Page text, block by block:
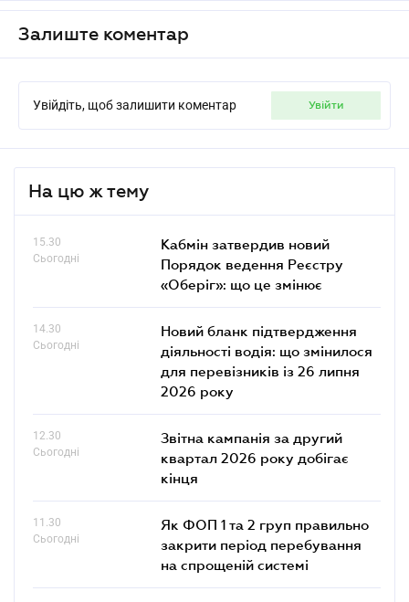
Залиште коментар
Увійдіть, щоб залишити коментар увійти
На цю ж тему
15.30
Сьогодні
Кабмін затвердив новий
Порядок ведення Реєстру
«Оберіг»: що це змінює
14.30
Сьогодні
Новий бланк підтвердження
діяльності водія: що змінилося
для перевізників із 26 липня
2026 року
12.30
Сьогодні
Звітна кампанія за другий
квартал 2026 року добігає
кінця
11.30
Сьогодні
Як ФОП 1 та 2 груп правильно
закрити період перебування
на спрощеній системі